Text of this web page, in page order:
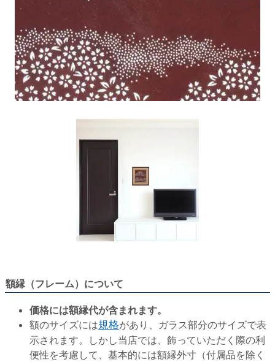
額縁（フレーム）について
価格には額縁代が含まれます。
額のサイズには規格があり、ガラス部分のサイズで表
示されます。しかし当店では、飾っていただく際の利
便性を考慮して、基本的には額縁外寸（付属品を除く